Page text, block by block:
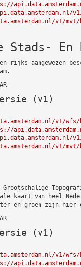
v1/
v1/mvt/
Stads-
rijks aangewezen
(v1)
v1/wfs/
v1/
v1/mvt/
kaart van heel
en groen zijn hier
(v1)
v1/wfs/